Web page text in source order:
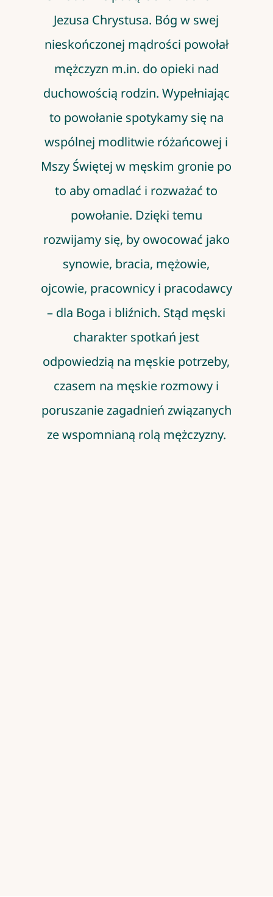
Jezusa Chrystusa. Bóg w swej
nieskończonej mądrości powołał
mężczyzn m.in. do opieki nad
duchowością rodzin. Wypełniając
to powołanie spotykamy się na
wspólnej modlitwie różańcowej i
Mszy Świętej w męskim gronie po
to aby omadlać i rozważać to
powołanie. Dzięki temu
rozwijamy się, by owocować jako
synowie, bracia, mężowie,
ojcowie, pracownicy i pracodawcy
– dla Boga i bliźnich. Stąd męski
charakter spotkań jest
odpowiedzią na męskie potrzeby,
czasem na męskie rozmowy i
poruszanie zagadnień związanych
ze wspomnianą rolą mężczyzny.